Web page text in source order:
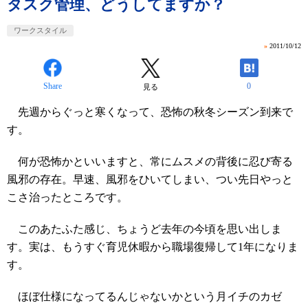
タスク管理、どうしてますか？
ワークスタイル
» 2011/10/12
Share 見る 0
先週からぐっと寒くなって、恐怖の秋冬シーズン到来で
す。
何が恐怖かといいますと、常にムスメの背後に忍び寄る
風邪の存在。早速、風邪をひいてしまい、つい先日やっと
こさ治ったところです。
このあたふた感じ、ちょうど去年の今頃を思い出しま
す。実は、もうすぐ育児休暇から職場復帰して1年になりま
す。
ほぼ仕様になってるんじゃないかという月イチのカゼ